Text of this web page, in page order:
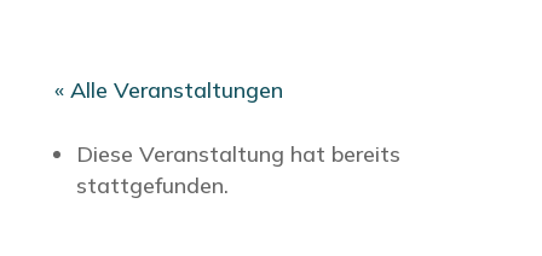
« Alle Veranstaltungen
Diese Veranstaltung hat bereits
stattgefunden.